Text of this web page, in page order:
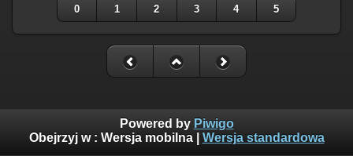
0 1 2 3 4 5
Powered by Piwigo
Obejrzyj w : Wersja mobilna| Wersja standardowa